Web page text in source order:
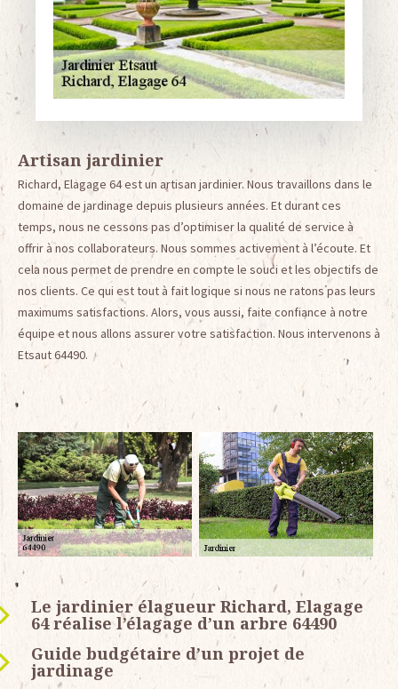
Artisan jardinier
Richard, Elagage 64 est un artisan jardinier. Nous travaillons dans le
domaine de jardinage depuis plusieurs années. Et durant ces
temps, nous ne cessons pas d’optimiser la qualité de service à
offrir à nos collaborateurs. Nous sommes activement à l’écoute. Et
cela nous permet de prendre en compte le souci et les objectifs de
nos clients. Ce qui est tout à fait logique si nous ne ratons pas leurs
maximums satisfactions. Alors, vous aussi, faite confiance à notre
équipe et nous allons assurer votre satisfaction. Nous intervenons à
Etsaut 64490.
Le jardinier élagueur Richard, Elagage
64 réalise l’élagage d’un arbre 64490
Guide budgétaire d’un projet de
jardinage